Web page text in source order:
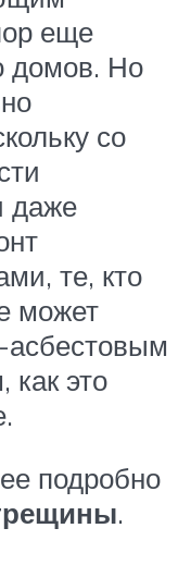
еще
домов. Но
со
даже
те, кто
может
асбестовым
это
подробно
.